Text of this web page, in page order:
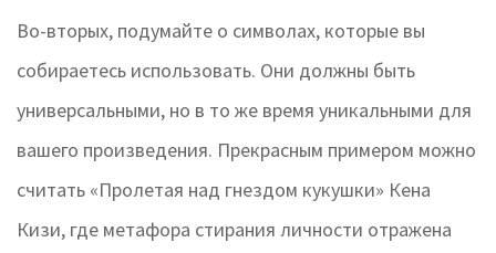
Во-вторых, подумайте о символах, которые вы
собираетесь использовать. Они должны быть
универсальными, но в то же время уникальными для
вашего произведения. Прекрасным примером можно
считать «Пролетая над гнездом кукушки» Кена
Кизи, где метафора стирания личности отражена